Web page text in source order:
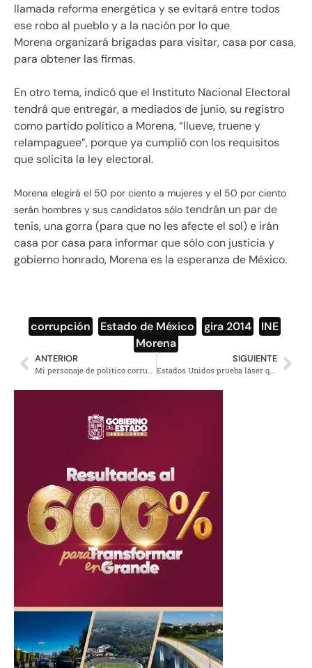
llamada reforma energética y se evitará entre todos
ese robo al pueblo y a la nación por lo que
Morena organizará brigadas para visitar, casa por casa,
para obtener las firmas.
En otro tema, indicó que el Instituto Nacional Electoral
tendrá que entregar, a mediados de junio, su registro
como partido político a Morena, “llueve, truene y
relampaguee”, porque ya cumplió con los requisitos
que solicita la ley electoral.
Morena elegirá el 50 por ciento a mujeres y el 50 por ciento
serán hombres y sus candidatos sólo tendrán un par de
tenis, una gorra (para que no les afecte el sol) e irán
casa por casa para informar que sólo con justicia y
gobierno honrado, Morena es la esperanza de México.
corrupción Estado de México gira 2014 INE
Morena
ANTERIOR SIGUIENTE
Estados Unidos prueba láser que pulveriza objetivos en 30 segundos